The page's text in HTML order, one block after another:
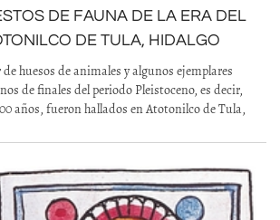
DE FAUNA DE LA ERA DEL
DE TULA, HIDALGO
huesos de animales y algunos ejemplares
de finales del periodo Pleistoceno, es decir,
años, fueron hallados en Atotonilco de Tula,